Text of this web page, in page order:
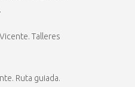
Talleres
Ruta guiada.